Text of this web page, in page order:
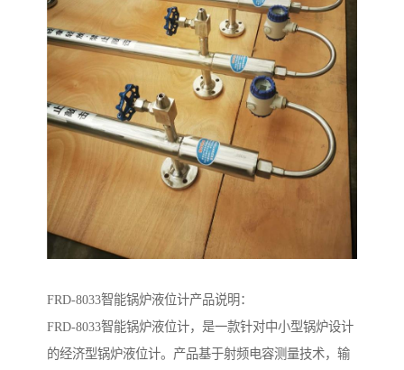
FRD-8033智能锅炉液位计产品说明：
FRD-8033智能锅炉液位计，是一款针对中小型锅炉设计
的经济型锅炉液位计。产品基于射频电容测量技术，输